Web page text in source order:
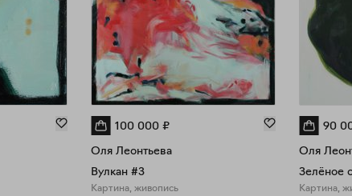
100 000 ₽
Оля Леонтьева
Вулкан #3
Картина, живопись
90
Оля
Зелёное
Картина,